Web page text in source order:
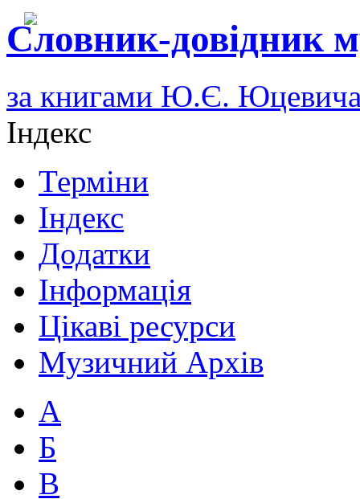
Словник-довідник
за книгами Ю.Є.
Індекс
Терміни
Індекс
Додатки
Інформація
Цікаві ресурси
Музичний Архів
А
Б
В